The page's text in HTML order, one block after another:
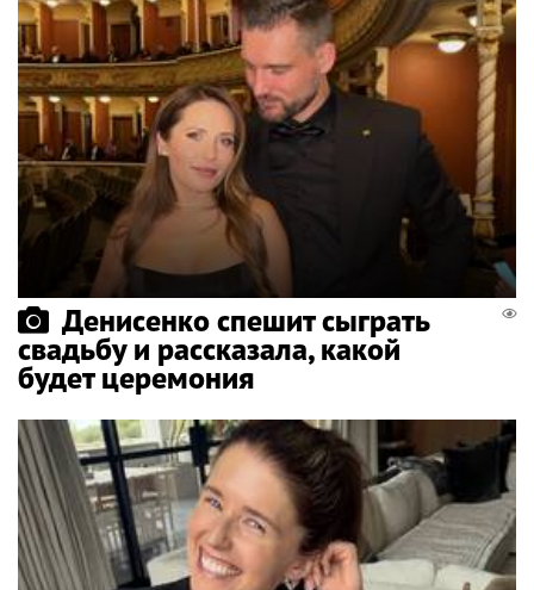
Денисенко спешит сыграть
свадьбу и рассказала, какой
будет церемония